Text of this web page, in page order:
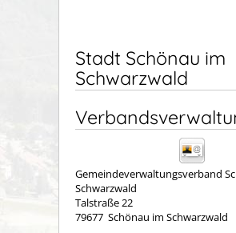
Stadt Schönau im
Schwarzwald
Gemeindeverwaltungsverband
Schwarzwald
Talstraße 22
79677 Schönau im Schwarzwald